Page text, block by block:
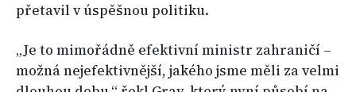
přetavil v úspěšnou politiku.
„Je to mimořádně efektivní ministr zahraničí –
možná nejefektivnější, jakého jsme měli za velmi